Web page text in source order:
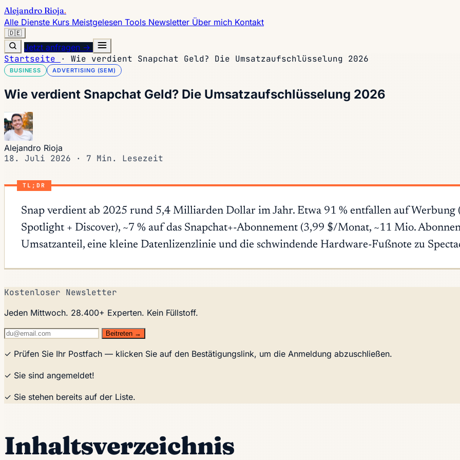
Alejandro Rioja.
Alle Dienste Kurs Meistgelesen Tools Newsletter Über mich Kontakt
🇩🇪
Jetzt anfragen →
Startseite · Wie verdient Snapchat Geld? Die Umsatzaufschlüsselung 2026
BUSINESS ADVERTISING (SEM)
Wie verdient Snapchat Geld? Die Umsatzaufschlüsselung 2026
Alejandro Rioja
18. Juli 2026 · 7 Min. Lesezeit
TL;DR
Snap verdient ab 2025 rund 5,4 Milliarden Dollar im Jahr. Etwa 91 % entfallen auf Werbung
Spotlight + Discover), ~7 % auf das Snapchat+-Abonnement (3,99 $/Monat, ~11 Mio.
Umsatzanteil, eine kleine Datenlizenzlinie und die schwindende Hardware-Fußnote zu
Kostenloser Newsletter
Jeden Mittwoch. 28.400+ Experten. Kein Füllstoff.
Beitreten →
✓ Prüfen Sie Ihr Postfach — klicken Sie auf den Bestätigungslink, um die Anmeldung abzuschließen.
✓ Sie sind angemeldet!
✓ Sie stehen bereits auf der Liste.
Inhaltsverzeichnis